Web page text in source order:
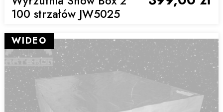
100 strzałów JW5025
WIDEO